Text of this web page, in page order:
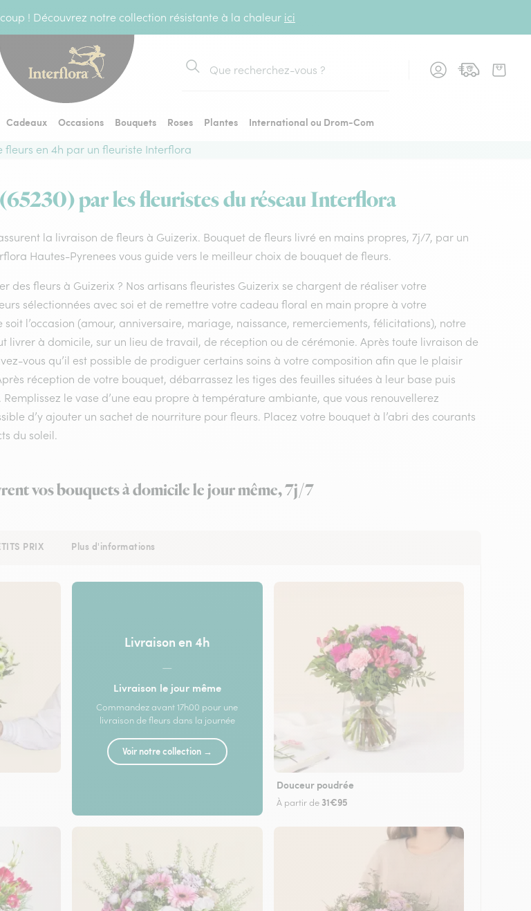
! Découvrez notre collection résistante à la chaleur ici
Rechercher
Cadeaux Occasions Bouquets Roses Plantes
International ou Drom-Com
fleurs en 4h par un fleuriste Interflora
par les fleuristes du réseau Interflora
la livraison de fleurs à Guizerix. Bouquet de fleurs livré en mains propres, 7j/7, par un
Hautes-Pyrenees vous guide vers le meilleur choix de bouquet de fleurs.
des fleurs à Guizerix ? Nos artisans fleuristes Guizerix se chargent de réaliser votre
sélectionnées avec soi et de remettre votre cadeau floral en main propre à votre
l’occasion (amour, anniversaire, mariage, naissance, remerciements, félicitations), notre
livrer à domicile, sur un lieu de travail, de réception ou de cérémonie. Après toute livraison de
vous qu’il est possible de prodiguer certains soins à votre composition afin que le plaisir
réception de votre bouquet, débarrassez les tiges des feuilles situées à leur base puis
le vase d’une eau propre à température ambiante, que vous renouvellerez
d’y ajouter un sachet de nourriture pour fleurs. Placez votre bouquet à l’abri des courants
du soleil.
vos bouquets à domicile le jour même, 7j/7
PRIX Plus d'informations
Livraison en 4h
—
Livraison le jour même
Commandez avant 17h00 pour une
livraison de fleurs dans la journée
Voir notre collection →
Douceur poudrée
À partir de 31€95